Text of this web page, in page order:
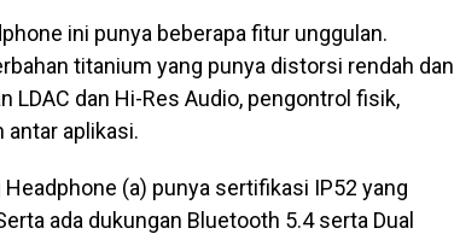
ini punya beberapa fitur unggulan.
titanium yang punya distorsi rendah dan
LDAC dan Hi-Res Audio, pengontrol fisik,
antar aplikasi.
(a) punya sertifikasi IP52 yang
ada dukungan Bluetooth 5.4 serta Dual